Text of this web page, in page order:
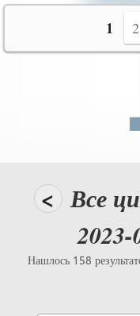
< Все
2023-
Нашлось 158
1 2